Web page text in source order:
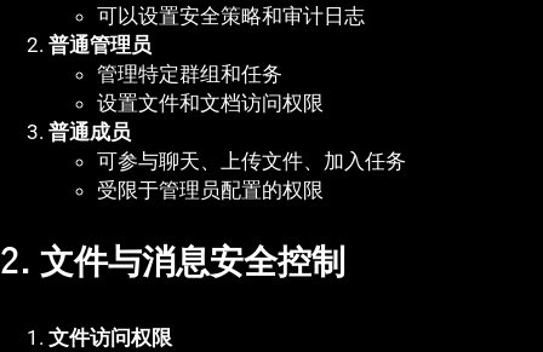
可以设置安全策略和审计日志
普通管理员
管理特定群组和任务
设置文件和文档访问权限
普通成员
可参与聊天、上传文件、加入任务
受限于管理员配置的权限
2. 文件与消息安全控制
文件访问权限